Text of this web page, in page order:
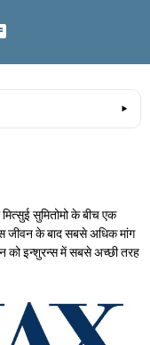
सुमितोमो के बीच एक
जीवन के बाद सबसे अधिक मांग
को इन्शुरन्स में सबसे अच्छी तरह